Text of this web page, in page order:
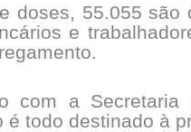
doses, 55.055 são
e
com a
é todo destinado à